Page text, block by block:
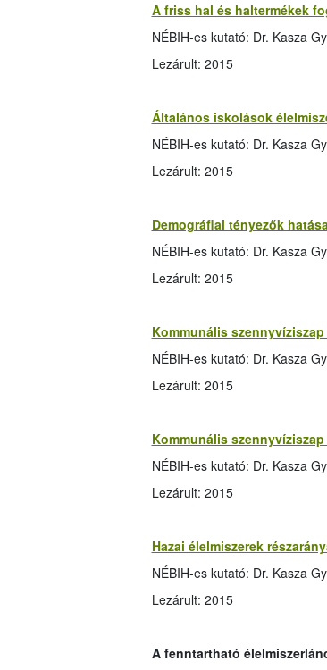
A friss hal és haltermékek
NÉBIH-es kutató: Dr. Kasza
Lezárult: 2015
Általános iskolások
NÉBIH-es kutató: Dr. Kasza
Lezárult: 2015
Demográfiai tényezők
NÉBIH-es kutató: Dr. Kasza
Lezárult: 2015
Kommunális
NÉBIH-es kutató: Dr. Kasza
Lezárult: 2015
Kommunális
NÉBIH-es kutató: Dr. Kasza
Lezárult: 2015
Hazai élelmiszerek
NÉBIH-es kutató: Dr. Kasza
Lezárult: 2015
A fenntartható